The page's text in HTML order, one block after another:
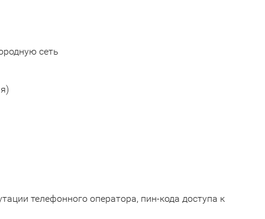
сеть
телефонного оператора, пин-кода доступа к